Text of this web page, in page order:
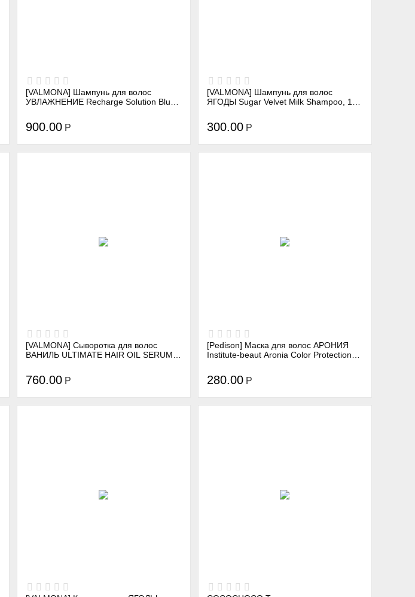
[VALMONA] Шампунь для волос
УВЛАЖНЕНИЕ Recharge Solution Blue
900.00 Р
[VALMONA] Шампунь для волос
ЯГОДЫ Sugar Velvet Milk Shampoo, 100
300.00 Р
[VALMONA] Сыворотка для волос
ВАНИЛЬ ULTIMATE HAIR OIL SERUM
760.00 Р
[Pedison] Маска для волос АРОНИЯ
Institute-beaut Aronia Color Protection
280.00 Р